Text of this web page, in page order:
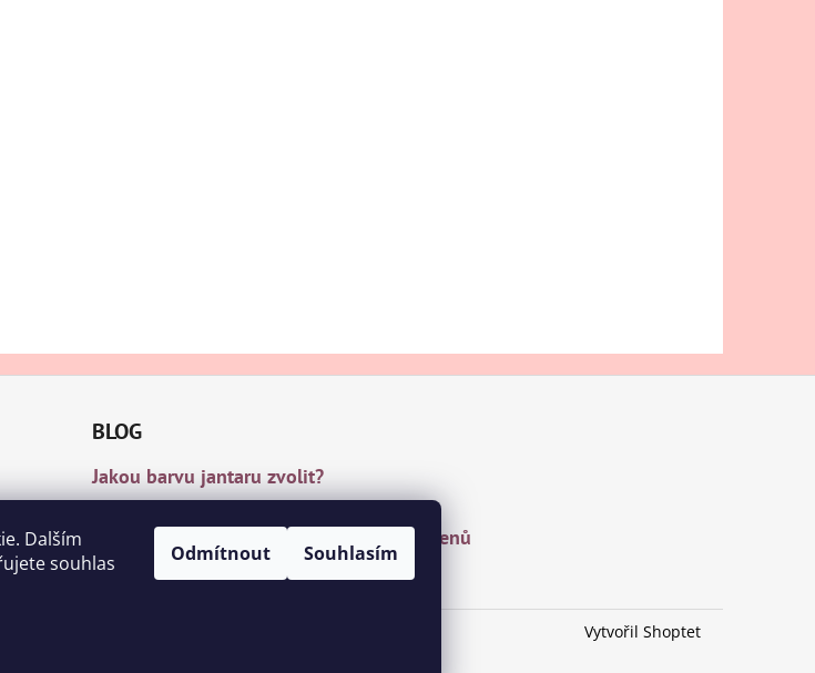
Dalším
souhlas
Odmítnout Souhlasím
BLOG
Jakou barvu jantaru zvolit?
8.12.2018
Čištění a nabíjení jantaru a drahých kamenů
8.11.2018
Vytvořil Shoptet